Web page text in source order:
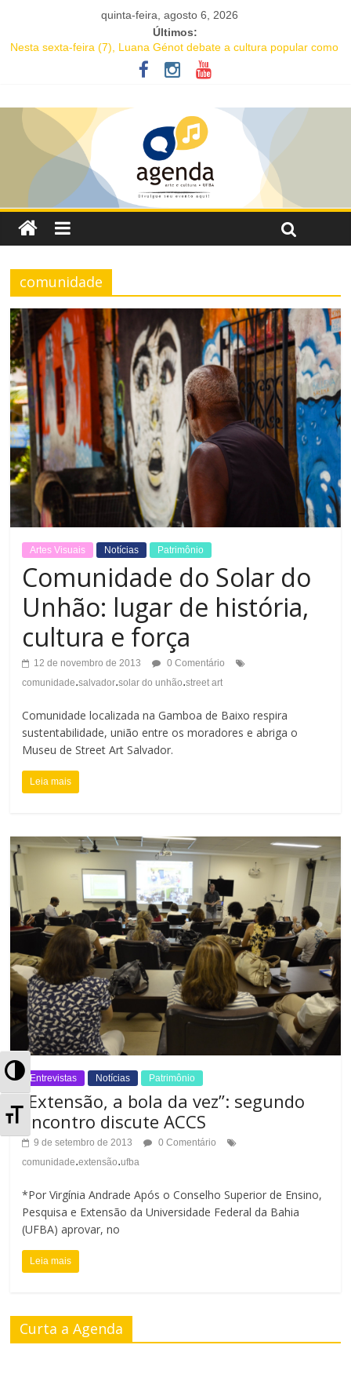
A
t
A
A
quinta-feira, agosto 6, 2026
Últimos:
Nesta sexta-feira (7), Luana Génot debate a cultura popular como
caminho para equidade racial
Academia de Letras da Bahia marca presença na Flipelô 2026
Mesa “Valoração de práticas culturais” abre o Enecult 2026
Comédia romântica “O que vem depois” reestreia na Casa Preta e
convida público a viver as aventuras de um casal na terceira
idade
comunidade
Artes Visuais Notícias Patrimônio
Comunidade do Solar do
Unhão: lugar de história,
cultura e força
12 de novembro de 2013
0 Comentário
comunidade.salvador.solar do unhão.street art
Comunidade localizada na Gamboa de Baixo respira
sustentabilidade, união entre os moradores e abriga o
Museu de Street Art Salvador.
Leia mais
Entrevistas Notícias Patrimônio
“Extensão, a bola da vez”: segundo
encontro discute ACCS
9 de setembro de 2013
0 Comentário
comunidade.extensão.ufba
*Por Virgínia Andrade Após o Conselho Superior de Ensino,
Pesquisa e Extensão da Universidade Federal da Bahia
(UFBA) aprovar, no
Leia mais
Curta a Agenda